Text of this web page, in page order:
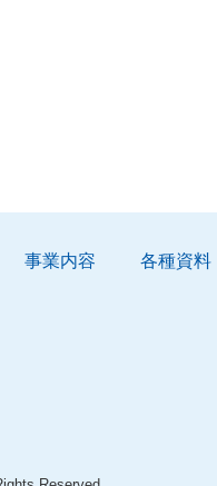
事業内容
各種資料